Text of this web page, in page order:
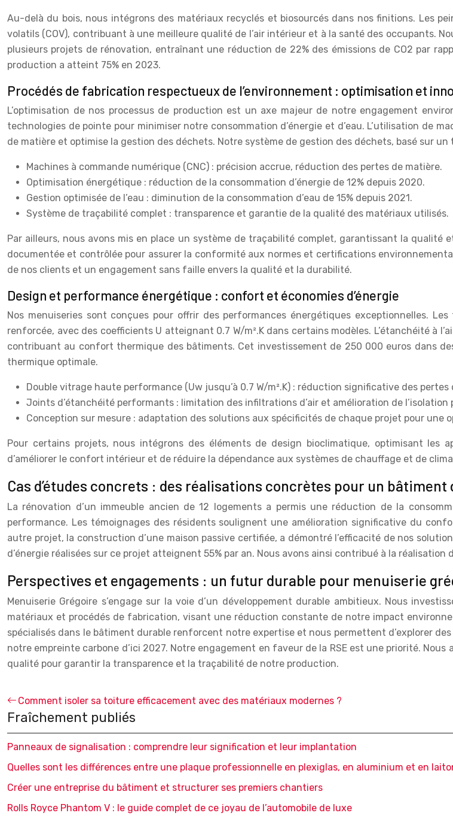
Au-delà du bois, nous intégrons des matériaux recyclés et biosourcés dans nos finitions. Les
volatils (COV), contribuant à une meilleure qualité de l’air intérieur et à la santé des occupants.
plusieurs projets de rénovation, entraînant une réduction de 22% des émissions de CO2 par
production a atteint 75% en 2023.
Procédés de fabrication respectueux de l’environnement : optimisation et
L’optimisation de nos processus de production est un axe majeur de notre engagement
technologies de pointe pour minimiser notre consommation d’énergie et d’eau. L’utilisation de
de matière et optimise la gestion des déchets. Notre système de gestion des déchets, basé sur
Machines à commande numérique (CNC) : précision accrue, réduction des pertes de matière.
Optimisation énergétique : réduction de la consommation d’énergie de 12% depuis 2020.
Gestion optimisée de l’eau : diminution de la consommation d’eau de 15% depuis 2021.
Système de traçabilité complet : transparence et garantie de la qualité des matériaux utilisés.
Par ailleurs, nous avons mis en place un système de traçabilité complet, garantissant la qualité
documentée et contrôlée pour assurer la conformité aux normes et certifications
de nos clients et un engagement sans faille envers la qualité et la durabilité.
Design et performance énergétique : confort et économies d’énergie
Nos menuiseries sont conçues pour offrir des performances énergétiques exceptionnelles.
renforcée, avec des coefficients U atteignant 0.7 W/m².K dans certains modèles. L’étanchéité à
contribuant au confort thermique des bâtiments. Cet investissement de 250 000 euros dans
thermique optimale.
Double vitrage haute performance (Uw jusqu’à 0.7 W/m².K) : réduction significative des pertes
Joints d’étanchéité performants : limitation des infiltrations d’air et amélioration de l’isolation
Conception sur mesure : adaptation des solutions aux spécificités de chaque projet pour une
Pour certains projets, nous intégrons des éléments de design bioclimatique, optimisant les
d’améliorer le confort intérieur et de réduire la dépendance aux systèmes de chauffage et de
Cas d’études concrets : des réalisations concrètes pour un bâtiment
La rénovation d’un immeuble ancien de 12 logements a permis une réduction de la
performance. Les témoignages des résidents soulignent une amélioration significative du
autre projet, la construction d’une maison passive certifiée, a démontré l’efficacité de nos
d’énergie réalisées sur ce projet atteignent 55% par an. Nous avons ainsi contribué à la
Perspectives et engagements : un futur durable pour menuiserie
Menuiserie Grégoire s’engage sur la voie d’un développement durable ambitieux. Nous
matériaux et procédés de fabrication, visant une réduction constante de notre impact
spécialisés dans le bâtiment durable renforcent notre expertise et nous permettent d’explorer
notre empreinte carbone d’ici 2027. Notre engagement en faveur de la RSE est une priorité.
qualité pour garantir la transparence et la traçabilité de notre production.
Comment isoler sa toiture efficacement avec des matériaux modernes ?
Fraîchement publiés
Panneaux de signalisation : comprendre leur signification et leur implantation
Quelles sont les différences entre une plaque professionnelle en plexiglas, en aluminium et en
Créer une entreprise du bâtiment et structurer ses premiers chantiers
Rolls Royce Phantom V : le guide complet de ce joyau de l’automobile de luxe